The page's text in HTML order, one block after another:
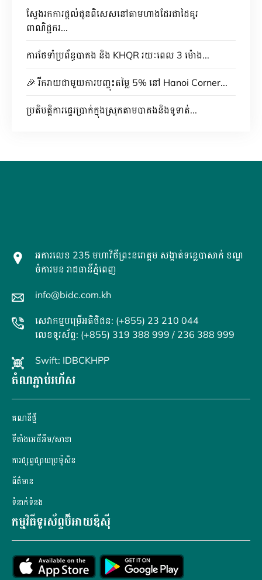
ស្វែងរកការផ្តល់ជូនពិសេសនៅតាមហាងដែរជាដៃគូរ
ពាណិជ្ជករ...
ការថែទាំប្រព័ន្ធបាគង និង KHQR រយៈពេល 3 ម៉ោង...
🎉 រីករាយជាមួយការបញ្ចុះតម្លៃ 5% នៅ Hanoi Corner...
ប្រតិបត្តិការផ្ទេរប្រាក់ក្នុងស្រុកតាមបាគងនិងទូទាត់...
អគារលេខ 235 មហាវិថីព្រះនរោត្តម សង្កាត់ទន្លេបាសាក់ ខណ្ឌ
ចំការមន រាជធានីភ្នំពេញ
info@bidc.com.kh
សេវាកម្មបម្រើអតិថិជន: (+855) 23 210 044
លេខទូរស័ព្ទ: (+855) 319 388 999 / 236 388 999
Swift: IDBCKHPP
តំណភ្ជាប់រហ័ស
គណនី​ថ្មី
ទីតាំងអេធីអឹម/សាខា
ការផ្សព្វផ្សាយប្រម៉ូសិន
ព័ត៌មាន
ទំនាក់ទំនង
កម្មវិធីទូរស័ព្ទប៊ីអាយឌីស៊ី